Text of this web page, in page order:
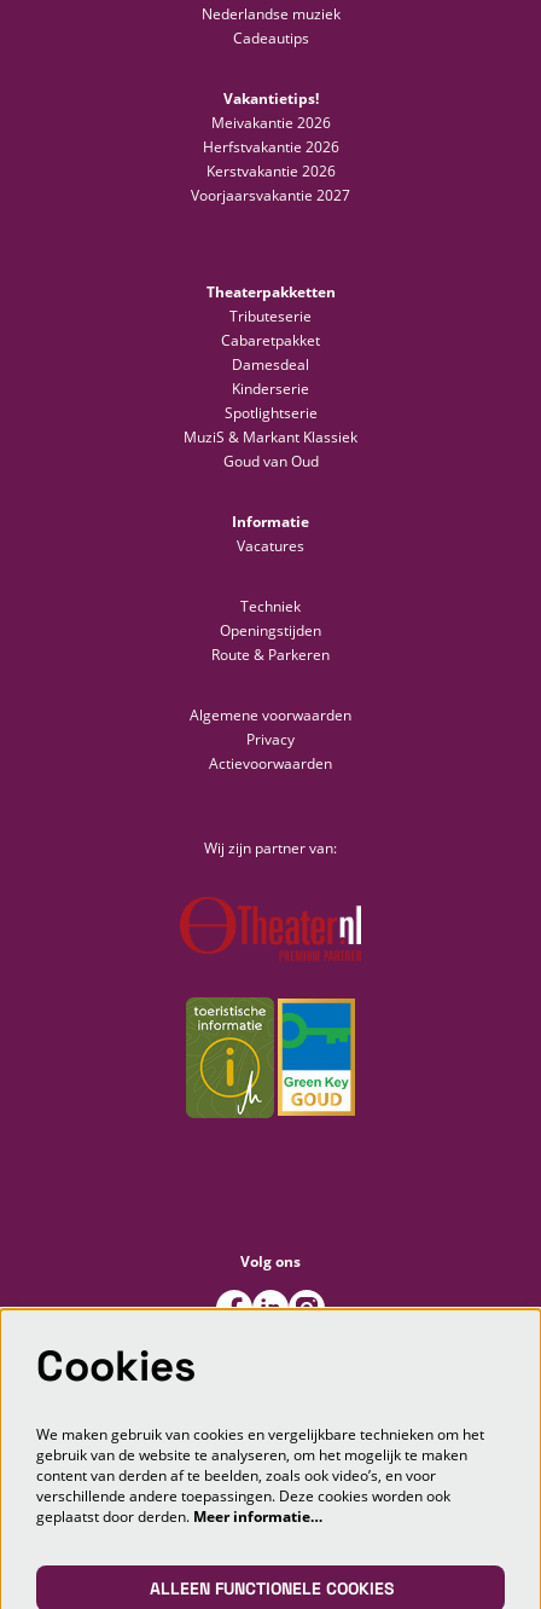
Nederlandse muziek
Cadeautips
Vakantietips!
Meivakantie 2026
Herfstvakantie 2026
Kerstvakantie 2026
Voorjaarsvakantie 2027
Theaterpakketten
Tributeserie
Cabaretpakket
Damesdeal
Kinderserie
Spotlightserie
MuziS & Markant Klassiek
Goud van Oud
Informatie
Vacatures
Techniek
Openingstijden
Route & Parkeren
Algemene voorwaarden
Privacy
Actievoorwaarden
Wij zijn partner van:
Volg ons
Meld je aan voor de nieuwsbrief
AANMELDEN
Deze site wordt beschermd door reCAPTCHA, dataverwerking gebeurt in overeenstemming met deCloud Data Processing
Cookies
We maken gebruik van cookies en vergelijkbare technieken om het
gebruik van de website te analyseren, om het mogelijk te maken
content van derden af te beelden, zoals ook video’s, en voor
verschillende andere toepassingen. Deze cookies worden ook
geplaatst door derden. Meer informatie…
ALLEEN FUNCTIONELE COOKIES